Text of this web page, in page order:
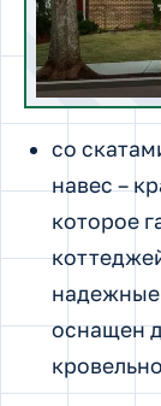
со
навес –
которое
надежные
оснащен